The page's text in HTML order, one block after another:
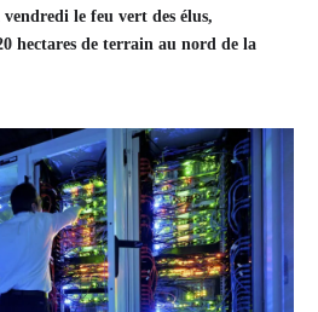
le feu vert des élus,
hectares de terrain au nord de la